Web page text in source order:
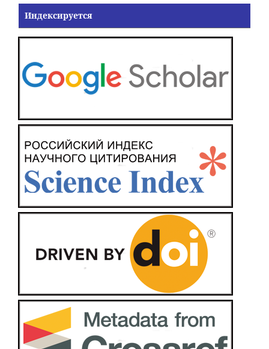
Индексируется